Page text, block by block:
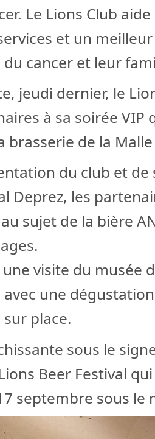
Le Lions Club
et un
cancer et leur
jeudi dernier, le
à sa soirée VIP
brasserie de la
du club et de
Deprez, les
sujet de la bière
une visite du musée
une
place.
sous le
Beer Festival
septembre sous le